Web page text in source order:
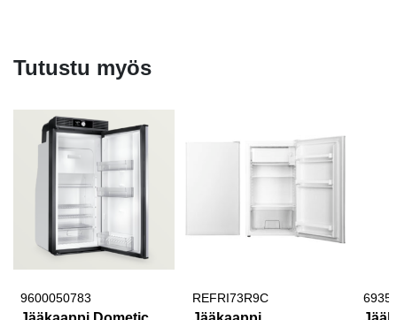
Tutustu myös
9600050783 REFRI73R9C